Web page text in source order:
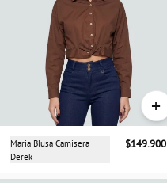
+
Maria Blusa Camisera
Derek
$149.900